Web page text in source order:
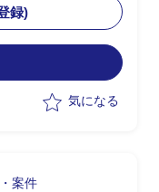
パフォーマンスを
ョンの検討を主導
録)
気になる
案件